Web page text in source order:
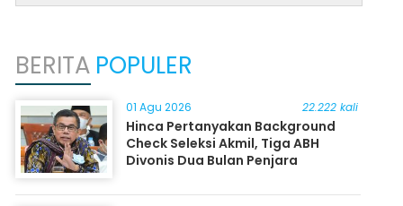
BERITA POPULER
01 Agu 2026 22.222 kali
Hinca Pertanyakan Background
Check Seleksi Akmil, Tiga ABH
Divonis Dua Bulan Penjara